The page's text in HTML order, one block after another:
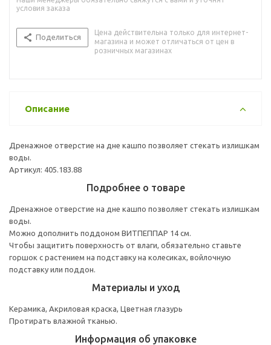
условия заказа
Поделиться
Цена действительна только для интернет-
магазина и может отличаться от цен в
розничных магазинах
Описание
Дренажное отверстие на дне кашпо позволяет стекать излишкам
воды.
Артикул: 405.183.88
Подробнее о товаре
Дренажное отверстие на дне кашпо позволяет стекать излишкам
воды.
Можно дополнить поддоном ВИТПЕППАР 14 см.
Чтобы защитить поверхность от влаги, обязательно ставьте
горшок с растением на подставку на колесиках, войлочную
подставку или поддон.
Материалы и уход
Керамика, Акриловая краска, Цветная глазурь
Протирать влажной тканью.
Информация об упаковке